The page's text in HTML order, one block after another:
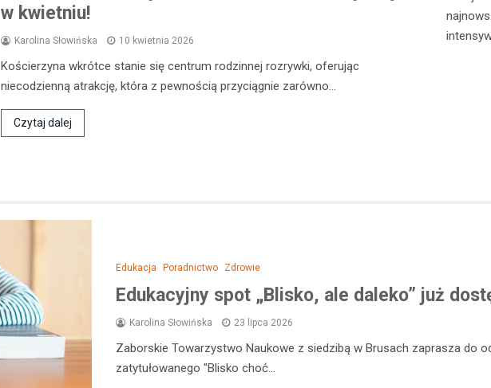
w kwietniu!
Karolina Słowińska 10 kwietnia 2026
Kościerzyna wkrótce stanie się centrum rodzinnej rozrywki, oferując
niecodzienną atrakcję, która z pewnością przyciągnie zarówno…
Czytaj dalej
kontrolę…
Edukacja Poradnictwo Zdrowie
Edukacyjny spot „Blisko, ale daleko” już
Karolina Słowińska 23 lipca 2026
Zaborskie Towarzystwo Naukowe z siedzibą w Brusach zaprasza do
zatytułowanego "Blisko choć…